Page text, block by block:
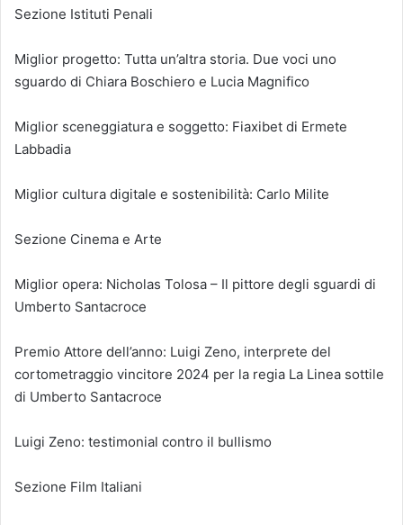
Sezione Istituti Penali
Miglior progetto: Tutta un’altra storia. Due voci uno
sguardo di Chiara Boschiero e Lucia Magnifico
Miglior sceneggiatura e soggetto: Fiaxibet di Ermete
Labbadia
Miglior cultura digitale e sostenibilità: Carlo Milite
Sezione Cinema e Arte
Miglior opera: Nicholas Tolosa – Il pittore degli sguardi di
Umberto Santacroce
Premio Attore dell’anno: Luigi Zeno, interprete del
cortometraggio vincitore 2024 per la regia La Linea sottile
di Umberto Santacroce
Luigi Zeno: testimonial contro il bullismo
Sezione Film Italiani